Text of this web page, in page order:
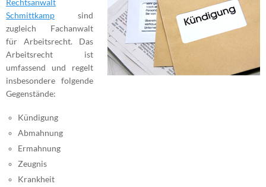
Rechtsanwalt
Schmittkamp sind
zugleich Fachanwalt
für Arbeitsrecht. Das
Arbeitsrecht ist
umfassend und regelt
insbesondere folgende
Gegenstände:
Kündigung
Abmahnung
Ermahnung
Zeugnis
Krankheit